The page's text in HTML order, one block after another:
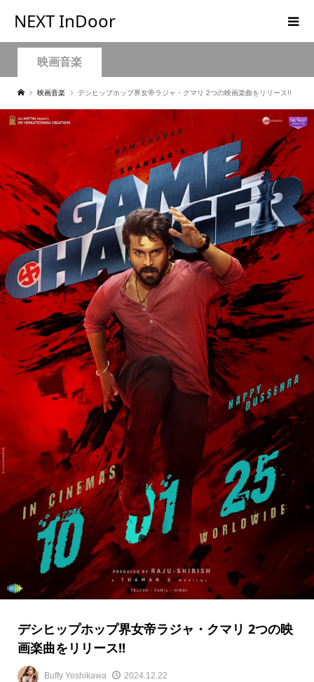
NEXT InDoor
映画音楽
映画音楽 デシヒップホップ界女帝ラジャ・クマリ 2つの映画楽曲をリリース!!
デシヒップホップ界女帝ラジャ・クマリ 2つの映
画楽曲をリリース!!
Buffy Yoshikawa 2024.12.22